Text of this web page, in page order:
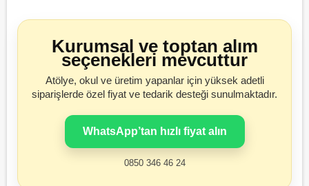
Kurumsal ve toptan alım
seçenekleri mevcuttur
Atölye, okul ve üretim yapanlar için yüksek adetli
siparişlerde özel fiyat ve tedarik desteği sunulmaktadır.
WhatsApp’tan hızlı fiyat alın
0850 346 46 24